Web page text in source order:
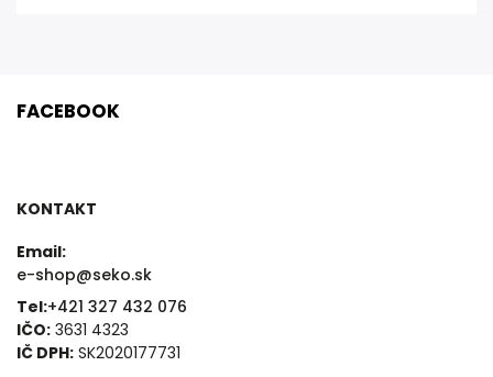
FACEBOOK
KONTAKT
Email:
e-shop@seko.sk
Tel:+421 327 432 076
IČO: 3631 4323
IČ DPH: SK2020177731